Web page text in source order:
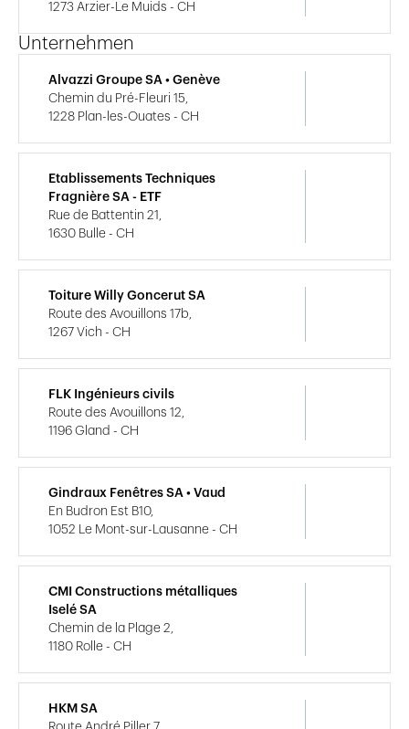
1273 Arzier-Le Muids - CH
Unternehmen
Alvazzi Groupe SA • Genève
Chemin du Pré-Fleuri 15,
1228 Plan-les-Ouates - CH
Etablissements Techniques
Fragnière SA - ETF
Rue de Battentin 21,
1630 Bulle - CH
Toiture Willy Goncerut SA
Route des Avouillons 17b,
1267 Vich - CH
FLK Ingénieurs civils
Route des Avouillons 12,
1196 Gland - CH
Gindraux Fenêtres SA • Vaud
En Budron Est B10,
1052 Le Mont-sur-Lausanne - CH
CMI Constructions métalliques
Iselé SA
Chemin de la Plage 2,
1180 Rolle - CH
HKM SA